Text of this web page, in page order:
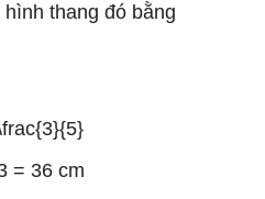
thang đó bằng
= 36 cm